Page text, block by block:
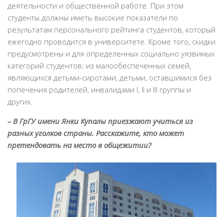
деятельности и общественной работе. При этом
студенты должны иметь высокие показатели по
результатам персонального рейтинга студентов, который
ежегодно проводится в университете. Кроме того, скидки
предусмотрены и для определенных социально уязвимых
категорий студентов: из малообеспеченных семей,
являющихся детьми-сиротами, детьми, оставшимися без
попечения родителей, инвалидами I, II и III группы и
других.
– В ГрГУ имени Янки Купалы приезжают учиться из
разных уголков страны. Расскажите, кто может
претендовать на место в общежитии?